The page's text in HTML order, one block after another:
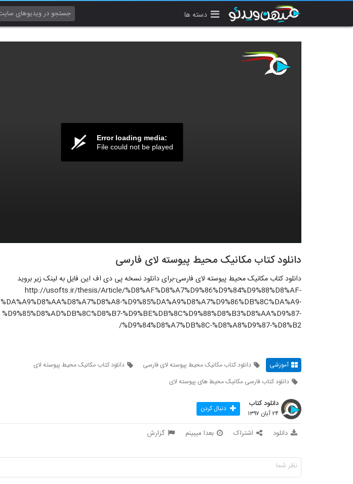
دسته ها
Error loading media:
File could not be played
دانلود کتاب مکانیک محیط پیوسته لای فارسی
دانلود کتاب مکانیک محیط پیوسته لای فارسی-برای دانلود نسخه پی دی اف این فایل به لینک زیر بروید
http://usofts.ir/thesis/Article/%D8%AF%D8%A7%D9%86%D9%84%D9%88%D8%AF-
%DA%A9%D8%AA%D8%A7%D8%A8-%D9%85%DA%A9%D8%A7%D9%86%DB%8C%DA%A9-
%D9%85%D8%AD%DB%8C%D8%B7-%D9%BE%DB%8C%D9%88%D8%B3%D8%AA%D9%87-
%D9%84%D8%A7%DB%8C-%D8%A8%D9%87-%D8%B2/
آموزشی دانلود کتاب مکانیک محیط پیوسته لای فارسی
دانلود کتاب مکانیک محیط پیوسته لای
دانلود کتاب فارسی مکانیک محیط های پیوسته لای
دانلود کتاب
۲۴ آبان ۱۳۹۷ دنبال کردن
دانلود اشتراک بعدا میبینم گزارش